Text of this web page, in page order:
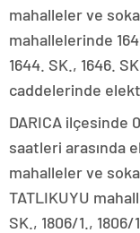
mahalleler ve
mahallelerinde
1644. SK., 1646.
caddelerinde
DARICA ilçesinde
saatleri arasında
mahalleler ve
TATLIKUYU
SK., 1806/1.,